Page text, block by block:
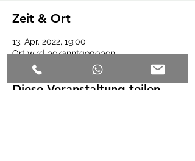
Zeit & Ort
13. Apr. 2022, 19:00
Ort wird bekanntgegeben
Diese Veranstaltung teilen